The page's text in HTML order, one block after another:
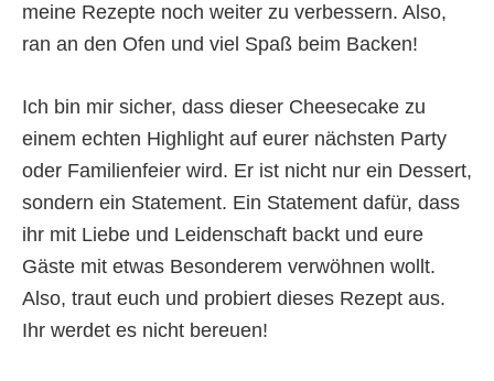
meine Rezepte noch weiter zu verbessern. Also,
ran an den Ofen und viel Spaß beim Backen!
Ich bin mir sicher, dass dieser Cheesecake zu
einem echten Highlight auf eurer nächsten Party
oder Familienfeier wird. Er ist nicht nur ein Dessert,
sondern ein Statement. Ein Statement dafür, dass
ihr mit Liebe und Leidenschaft backt und eure
Gäste mit etwas Besonderem verwöhnen wollt.
Also, traut euch und probiert dieses Rezept aus.
Ihr werdet es nicht bereuen!